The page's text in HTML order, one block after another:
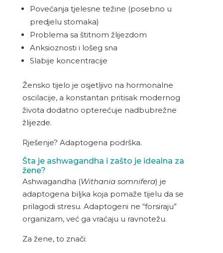
Povećanja tjelesne težine (posebno u
predjelu stomaka)
Problema sa štitnom žlijezdom
Anksioznosti i lošeg sna
Slabije koncentracije
Žensko tijelo je osjetljivo na hormonalne
oscilacije, a konstantan pritisak modernog
života dodatno opterećuje nadbubrežne
žlijezde.
Rješenje? Adaptogena podrška.
Šta je ashwagandha i zašto je idealna za
žene?
Ashwagandha (Withania somnifera) je
adaptogena biljka koja pomaže tijelu da se
prilagodi stresu. Adaptogeni ne “forsiraju”
organizam, već ga vraćaju u ravnotežu.
Za žene, to znači: